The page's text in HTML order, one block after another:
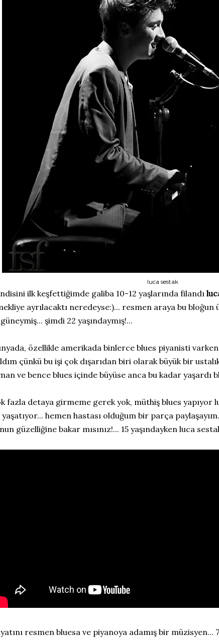
luca sestak
ilk keşfettiğimde galiba 10-12 yaşlarında filandı
ayrılacaktı neredeyse:)... resmen araya bu bloğun
şimdi 22 yaşındaymış!...
özellikle amerikada binlerce blues piyanisti
çünkü bu işi çok dışarıdan biri olarak büyük bir
ve bence blues içinde büyüse anca bu kadar yaşardı
fazla detaya girmeme gerek yok, müthiş blues yapıyor
yaşatıyor... hemen hastası olduğum bir parça
güzelliğine bakar mısınız!... 15 yaşındayken luca
resmen bluesa ve piyanoya adamış bir müzisyen...